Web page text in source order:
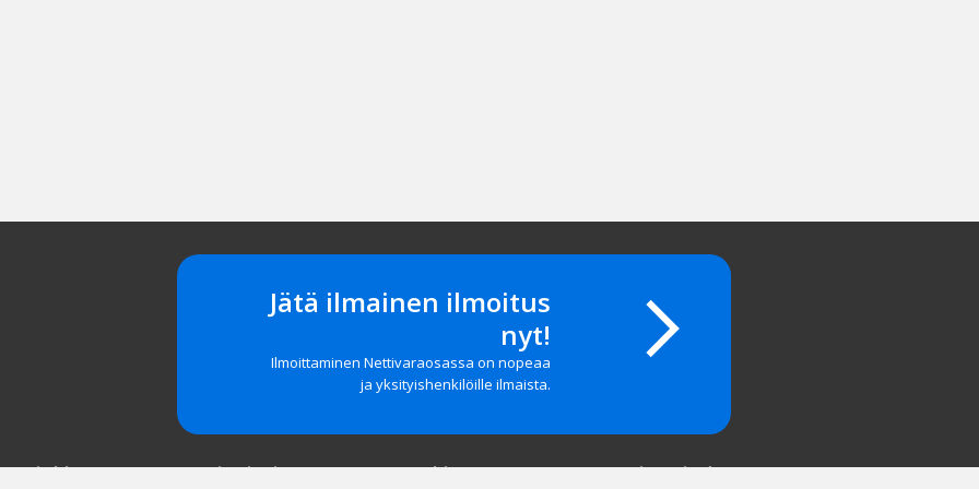
Jätä ilmainen ilmoitus
nyt!
Ilmoittaminen Nettivaraosassa on nopeaa
ja yksityishenkilöille ilmaista.
asiakkaat Navigointi Tuki Yritystiedot